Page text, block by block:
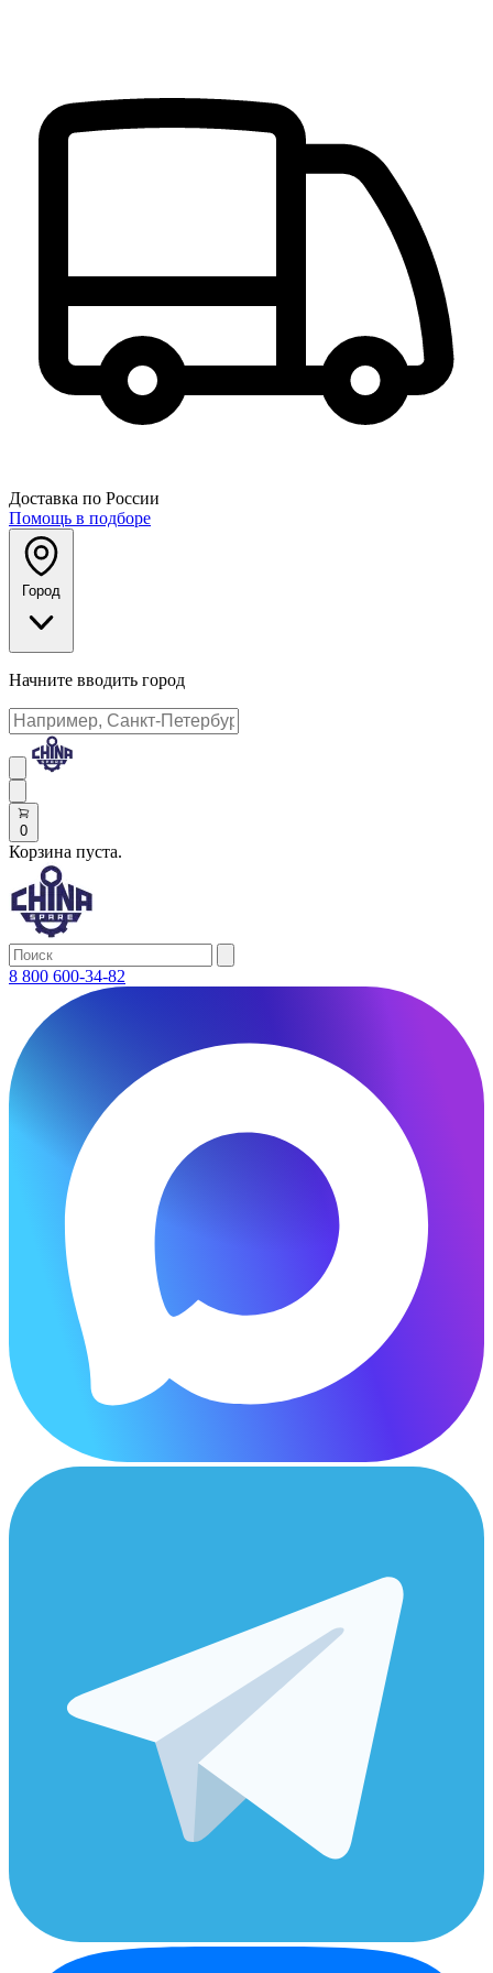
Доставка по России
Помощь в подборе
Город
Начните вводить город
0
Корзина пуста.
8 800 600-34-82